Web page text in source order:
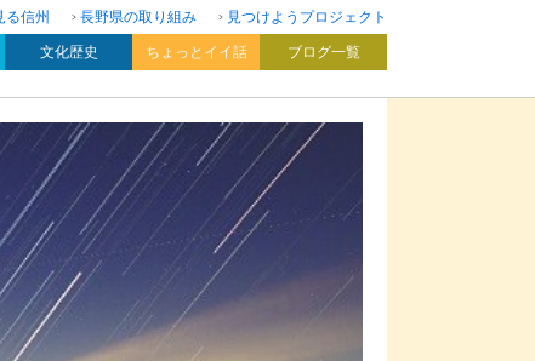
る信州 長野県の取り組み
見つけようプロジェクト
文化歴史 ちょっとイイ話 ブログ一覧